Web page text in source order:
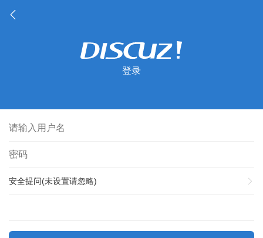
登录
安全提问(未设置请忽略)